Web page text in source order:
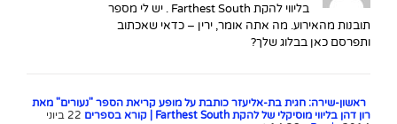
בליווי להקת Farthest South . יש לי מספר
תובנות מהאירוע. מה אתה אומר, ירין – כדאי שאכתוב
ותפרסם כאן בבלוג שלך?
ראשון-שירה: חגית בת-אליעזר כותבת על מופע קריאת הספר "נעורים" מאת
רון דהן בליווי מוסיקלי של להקת Farthest South | קורא בספרים
22 ביוני